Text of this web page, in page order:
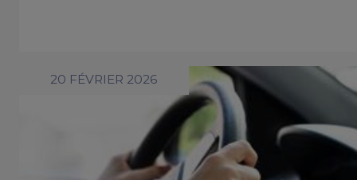
20 FÉVRIER 2026